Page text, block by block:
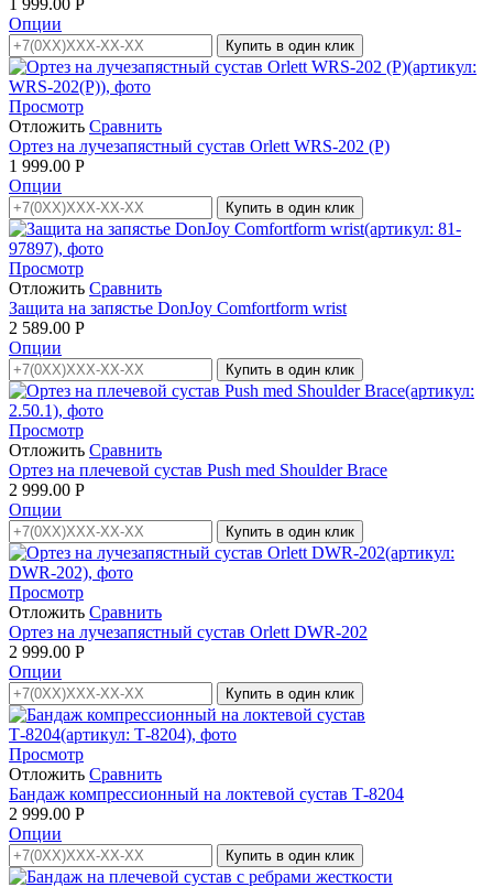
Опции
Купить в один клик
Просмотр
Отложить Сравнить
Ортез на лучезапястный сустав Orlett WRS-202 (P)
1 999.00 Р
Опции
Купить в один клик
Просмотр
Отложить Сравнить
Защита на запястье DonJoy Comfortform wrist
2 589.00 Р
Опции
Купить в один клик
Просмотр
Отложить Сравнить
Ортез на плечевой сустав Push med Shoulder Brace
2 999.00 Р
Опции
Купить в один клик
Просмотр
Отложить Сравнить
Ортез на лучезапястный сустав Orlett DWR-202
2 999.00 Р
Опции
Купить в один клик
Просмотр
Отложить Сравнить
Бандаж компрессионный на локтевой сустав Т-8204
2 999.00 Р
Опции
Купить в один клик